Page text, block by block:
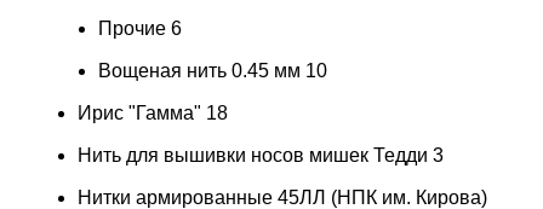
Прочие 6
Вощеная нить 0.45 мм 10
Ирис "Гамма" 18
Нить для вышивки носов мишек Тедди 3
Нитки армированные 45ЛЛ (НПК им. Кирова)